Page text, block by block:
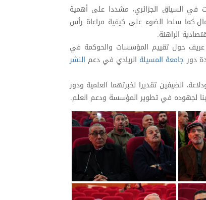
في السياق الجزائري، مشددا على أهمية
سلط الضوء على كيفية مراعاة رأس
الراهنة.
عريف حول تقييم المؤسسات والحوكمة في
دورجامعة المسيلة الريادي في دعم النشر
الضيفين تقديرا لخبرتهما العلمية ودور
لجهوده في تطوير المؤسسة ودعم العلم.